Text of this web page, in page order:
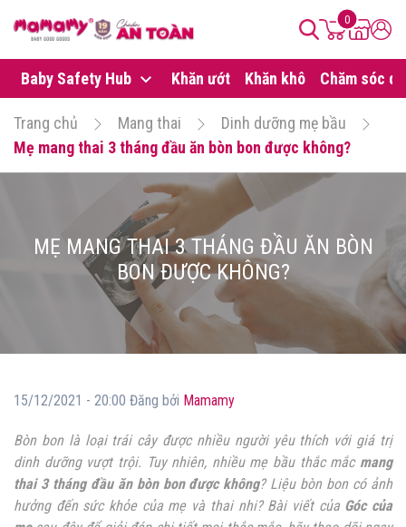
0
Baby Safety Hub Khăn ướt Khăn khô Chăm sóc da
Trang chủ Mang thai
Dinh dưỡng mẹ bầu
Mẹ mang thai 3 tháng đầu ăn bòn bon được không?
MẸ MANG THAI 3 THÁNG ĐẦU ĂN BÒN
BON ĐƯỢC KHÔNG?
15/12/2021 - 20:00 Đăng bởi Mamamy
Bòn bon là loại trái cây được nhiều người yêu thích với giá trị
dinh dưỡng vượt trội. Tuy nhiên, nhiều mẹ bầu thắc mắc mang
thai 3 tháng đầu ăn bòn bon được không? Liệu bòn bon có ảnh
hưởng đến sức khỏe của mẹ và thai nhi? Bài viết của Góc của